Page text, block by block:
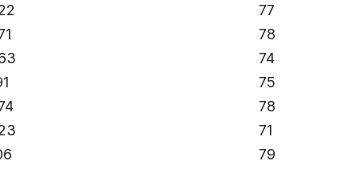
77
78
74
75
78
71
79